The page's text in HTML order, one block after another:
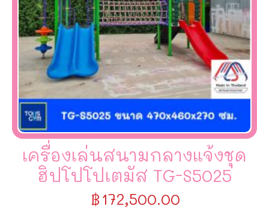
เครื่องเล่นสนามกลางแจ้งชุด
ฮิปโปโปเตมัส TG-S5025
฿172,500.00